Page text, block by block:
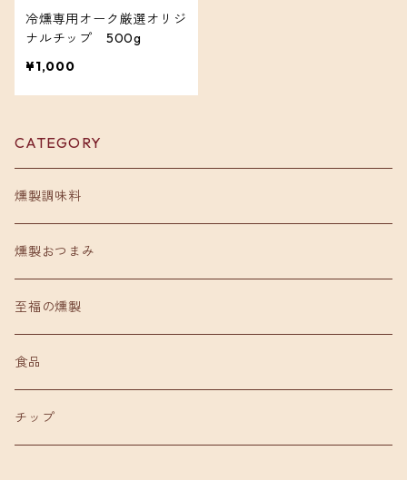
冷燻専用オーク厳選オリジ
ナルチップ 500g
¥1,000
CATEGORY
燻製調味料
燻製おつまみ
至福の燻製
食品
チップ